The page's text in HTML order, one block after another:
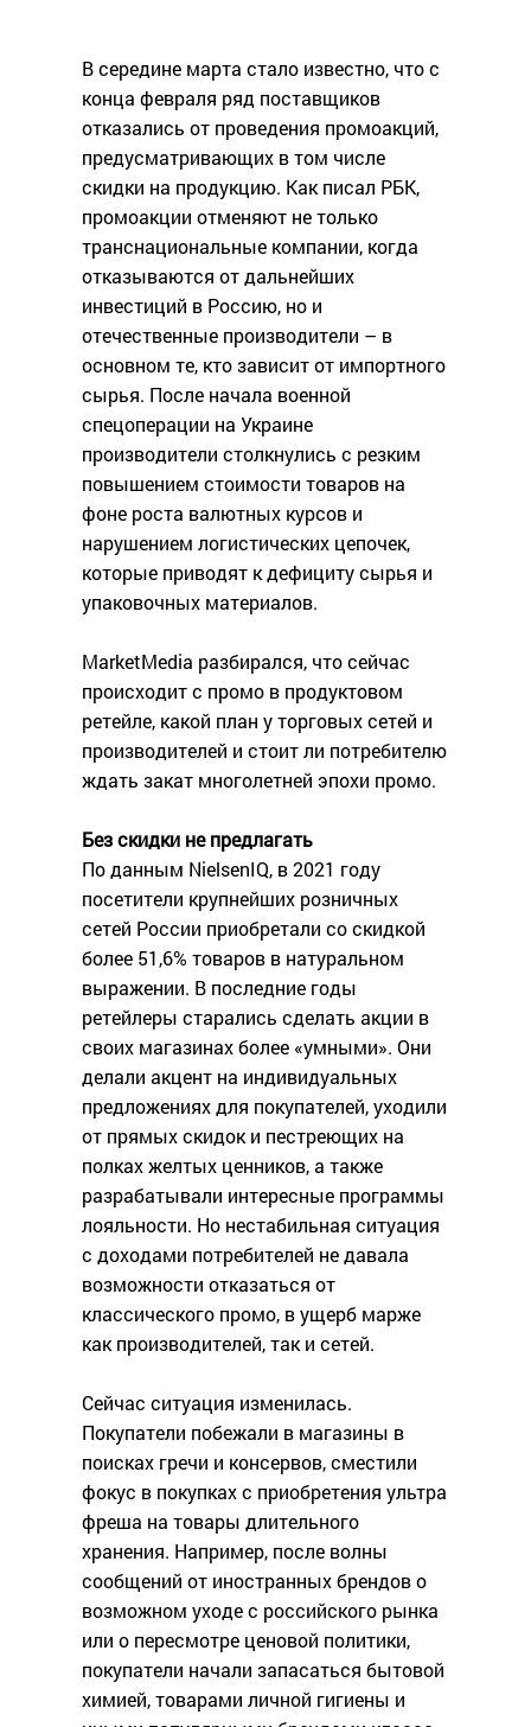
В середине марта стало известно, что с
конца февраля ряд поставщиков
отказались от проведения промоакций,
предусматривающих в том числе
скидки на продукцию. Как писал РБК,
промоакции отменяют не только
транснациональные компании, когда
отказываются от дальнейших
инвестиций в Россию, но и
отечественные производители – в
основном те, кто зависит от импортного
сырья. После начала военной
спецоперации на Украине
производители столкнулись с резким
повышением стоимости товаров на
фоне роста валютных курсов и
нарушением логистических цепочек,
которые приводят к дефициту сырья и
упаковочных материалов.
MarketMedia разбирался, что сейчас
происходит с промо в продуктовом
ретейле, какой план у торговых сетей и
производителей и стоит ли потребителю
ждать закат многолетней эпохи промо.
Без скидки не предлагать
По данным NielsenIQ, в 2021 году
посетители крупнейших розничных
сетей России приобретали со скидкой
более 51,6% товаров в натуральном
выражении. В последние годы
ретейлеры старались сделать акции в
своих магазинах более «умными». Они
делали акцент на индивидуальных
предложениях для покупателей, уходили
от прямых скидок и пестреющих на
полках желтых ценников, а также
разрабатывали интересные программы
лояльности. Но нестабильная ситуация
с доходами потребителей не давала
возможности отказаться от
классического промо, в ущерб марже
как производителей, так и сетей.
Сейчас ситуация изменилась.
Покупатели побежали в магазины в
поисках гречи и консервов, сместили
фокус в покупках с приобретения ультра
фреша на товары длительного
хранения. Например, после волны
сообщений от иностранных брендов о
возможном уходе с российского рынка
или о пересмотре ценовой политики,
покупатели начали запасаться бытовой
химией, товарами личной гигиены и